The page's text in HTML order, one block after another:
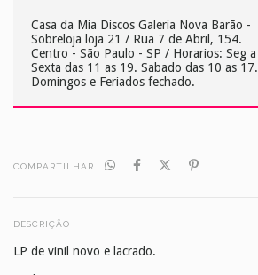
Casa da Mia Discos Galeria Nova Barão -
Sobreloja loja 21 / Rua 7 de Abril, 154.
Centro - São Paulo - SP / Horarios: Seg a
Sexta das 11 as 19. Sabado das 10 as 17.
Domingos e Feriados fechado.
COMPARTILHAR
DESCRIÇÃO
LP de vinil novo e lacrado.